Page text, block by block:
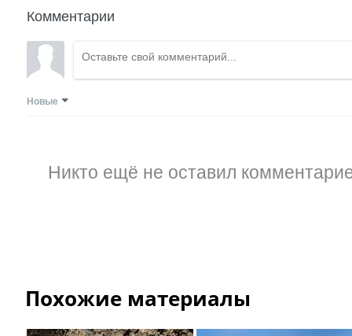
Комментарии
Новые
Никто ещё не оставил
Похожие материалы